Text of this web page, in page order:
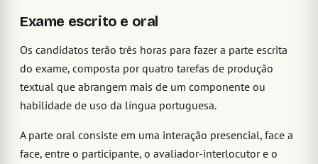
Exame escrito e oral
Os candidatos terão três horas para fazer a parte escrita
do exame, composta por quatro tarefas de produção
textual que abrangem mais de um componente ou
habilidade de uso da língua portuguesa.
A parte oral consiste em uma interação presencial, face a
face, entre o participante, o avaliador-interlocutor e o